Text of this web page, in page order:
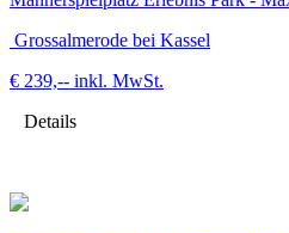
Grossalmerode bei Kassel
€ 239,-- inkl. MwSt.
Details